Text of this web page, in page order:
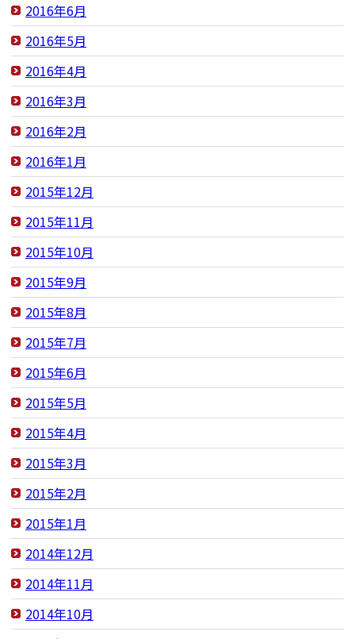
2016年6月
2016年5月
2016年4月
2016年3月
2016年2月
2016年1月
2015年12月
2015年11月
2015年10月
2015年9月
2015年8月
2015年7月
2015年6月
2015年5月
2015年4月
2015年3月
2015年2月
2015年1月
2014年12月
2014年11月
2014年10月